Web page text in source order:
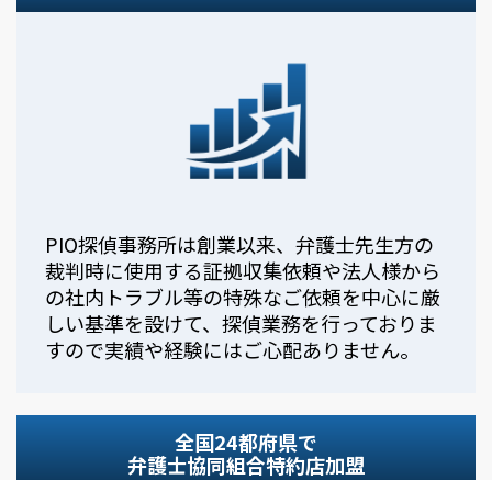
PIO探偵事務所は創業以来、弁護士先生方の
裁判時に使用する証拠収集依頼や法人様から
の社内トラブル等の特殊なご依頼を中心に厳
しい基準を設けて、探偵業務を行っておりま
すので実績や経験にはご心配ありません。
全国24都府県で
弁護士協同組合特約店加盟